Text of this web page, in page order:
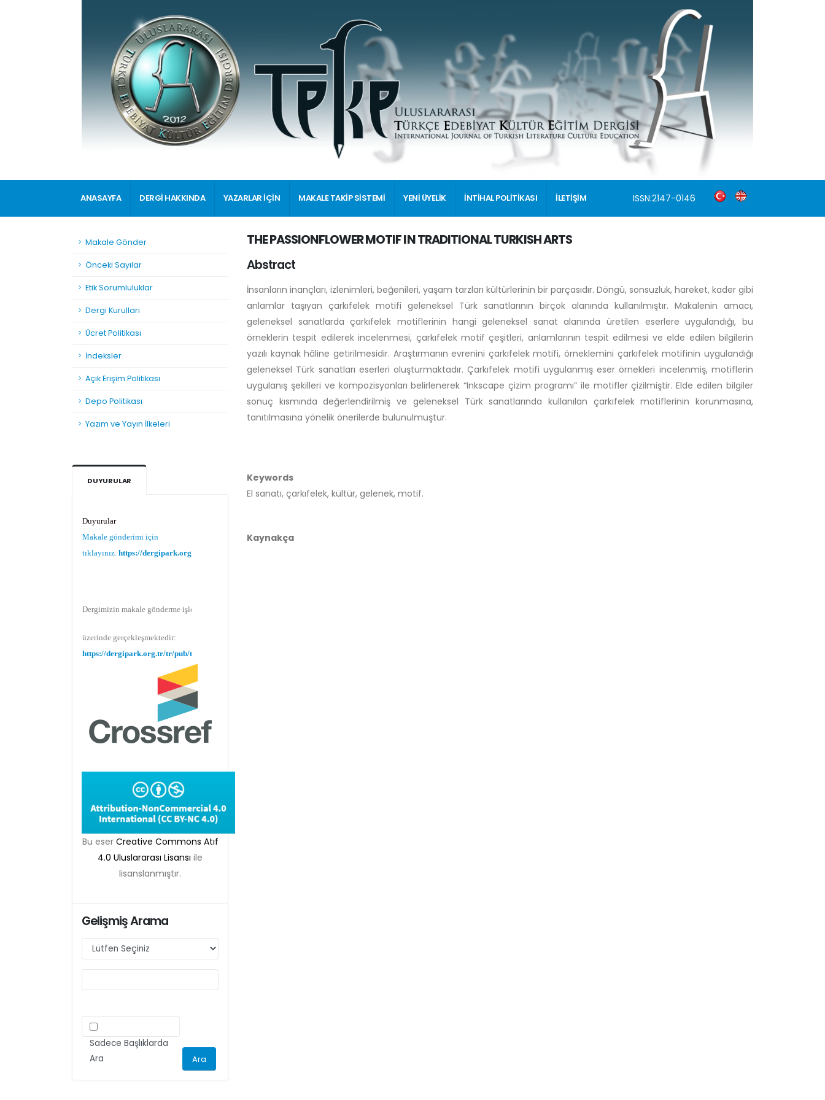
ANASAYFA DERGİ HAKKINDA YAZARLAR İÇİN MAKALE TAKİP SİSTEMİ YENİ ÜYELİK İNTİHAL POLİTİKASI İLETİŞİM ISSN:2147-0146
Makale Gönder
Önceki Sayılar
Etik Sorumluluklar
Dergi Kurulları
Ücret Politikası
İndeksler
Açık Erişim Politikası
Depo Politikası
Yazım ve Yayın İlkeleri
DUYURULAR
Makale gönderimi için
tıklayınız. https://dergipark.org.tr/tr/pub/teke
https://dergipark.org.tr/tr/pub/teke
Makale gönderimi için Dergipark sitemizi
https://dergipark.org.tr/tr/pub/teke
TR DIZIN 2020 Etik Kriterleri kapsamında,
dergimize 2020 yılında gönderilen ve
Belgesi zorunlu olacaktır. Bu kapsamda etik
kurul izni gerektiren çalışmalar için makalenin
yöntem bölümünde ilgili Etik Kurul Onayı ile
gönderimi yapacak olan aday yazarlarımızın
makalelerini düzenlemeleri önemle rica olunur.
Bu eser Creative Commons Atıf
4.0 Uluslararası Lisansı ile
lisanslanmıştır.
Gelişmiş Arama
Sadece Başlıklarda
Ara
THE PASSIONFLOWER MOTIF IN TRADITIONAL TURKISH ARTS
Abstract
İnsanların inançları, izlenimleri, beğenileri, yaşam tarzları kültürlerinin bir parçasıdır. Döngü, sonsuzluk, hareket, kader gibi
anlamlar taşıyan çarkıfelek motifi geleneksel Türk sanatlarının birçok alanında kullanılmıştır. Makalenin amacı,
geleneksel sanatlarda çarkıfelek motiflerinin hangi geleneksel sanat alanında üretilen eserlere uygulandığı, bu
örneklerin tespit edilerek incelenmesi, çarkıfelek motif çeşitleri, anlamlarının tespit edilmesi ve elde edilen bilgilerin
yazılı kaynak hâline getirilmesidir. Araştırmanın evrenini çarkıfelek motifi, örneklemini çarkıfelek motifinin uygulandığı
geleneksel Türk sanatları eserleri oluşturmaktadır. Çarkıfelek motifi uygulanmış eser örnekleri incelenmiş, motiflerin
uygulanış şekilleri ve kompozisyonları belirlenerek “Inkscape çizim programı” ile motifler çizilmiştir. Elde edilen bilgiler
sonuç kısmında değerlendirilmiş ve geleneksel Türk sanatlarında kullanılan çarkıfelek motiflerinin korunmasına,
tanıtılmasına yönelik önerilerde bulunulmuştur.
Keywords
El sanatı, çarkıfelek, kültür, gelenek, motif.
Kaynakça